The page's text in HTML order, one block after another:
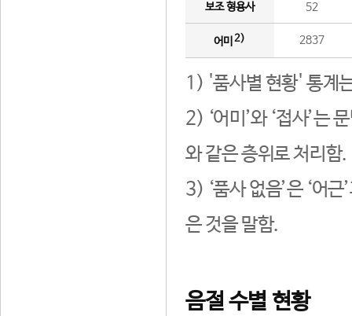
보조 형용사 52
어미 2) 2837
1) '품사별 현황' 통계
2) ‘어미’와 ‘접사’는
와 같은 층위로 처리함.
3) ‘품사 없음’은 ‘어
은 것을 말함.
음절 수별 현황